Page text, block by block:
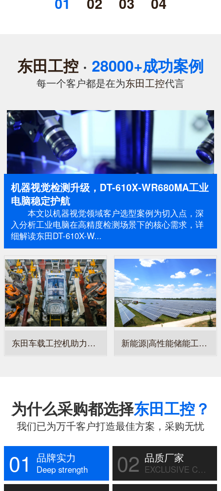
东田工控 · 28000+成功案例
每一个客户都是在为东田工控代言
机器视觉检测升级，DT-610X-WR680MA工业
电脑稳定护航
本文以机器视觉领域客户选型案例为切入点，深
入分析工业电脑在高精度检测场景下的核心需求，详
细解读东田DT-610X-W...
东田车载工控机助力某汽车公司智能化升级，保障车载系统稳定运行 新能源|高性能储能工控机，赋能新能源电站智能运维
为什么采购都选择东田工控？
我们已为万千客户打造最佳方案，采购无忧
01 品牌实力
Deep strength 02 品质厂家
EXCLUSIVE CUSTOM